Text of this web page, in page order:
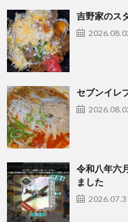
吉野家のス
セブンイレ
令和八年六
ました